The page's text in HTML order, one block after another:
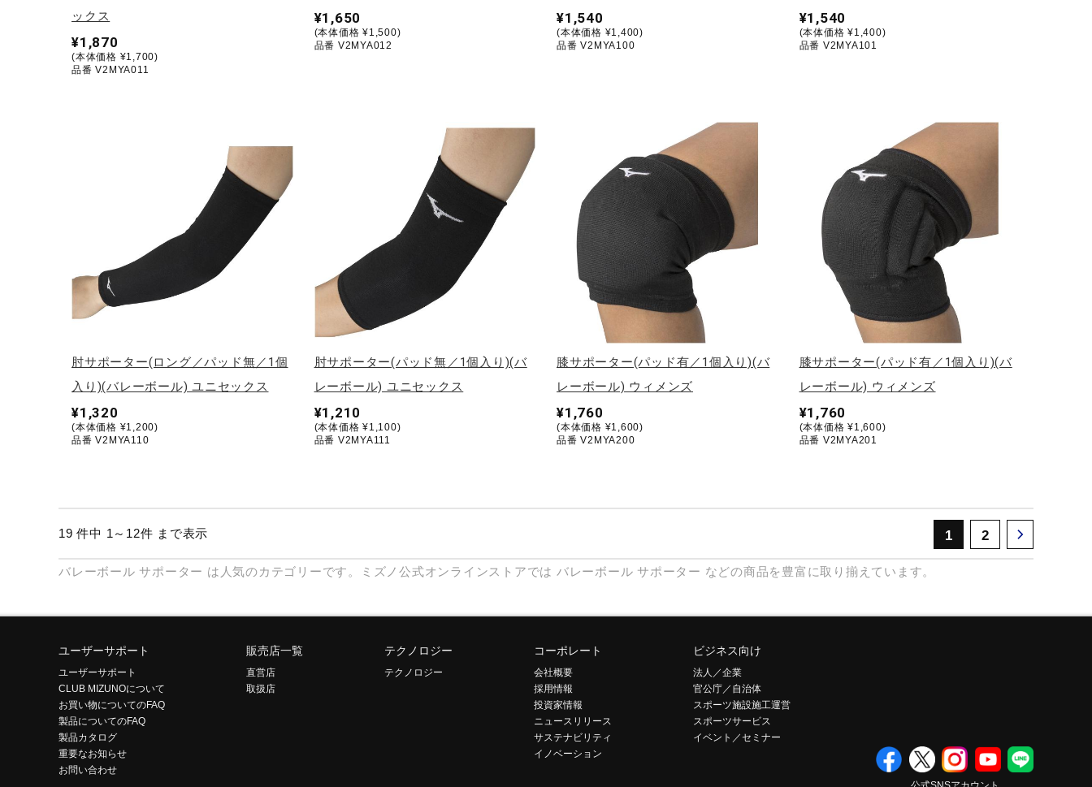
ックス
¥1,870
(本体価格 ¥1,700)
品番 V2MYA011
¥1,650
(本体価格 ¥1,500)
品番 V2MYA012
¥1,540
(本体価格 ¥1,400)
品番 V2MYA100
¥1,540
(本体価格 ¥1,400)
品番 V2MYA101
肘サポーター(ロング／パッド無／1個
入り)(バレーボール) ユニセックス
¥1,320
(本体価格 ¥1,200)
品番 V2MYA110
肘サポーター(パッド無／1個入り)(バ
レーボール) ユニセックス
¥1,210
(本体価格 ¥1,100)
品番 V2MYA111
膝サポーター(パッド有／1個入り)(バ
レーボール) ウィメンズ
¥1,760
(本体価格 ¥1,600)
品番 V2MYA200
膝サポーター(パッド有／1個入り)(バ
レーボール) ウィメンズ
¥1,760
(本体価格 ¥1,600)
品番 V2MYA201
19 件中 1～12件 まで表示 1 2
バレーボール サポーター は人気のカテゴリーです。ミズノ公式オンラインストアでは バレーボール サポーター などの商品を豊富に取り揃えています。
ユーザーサポート
ユーザーサポート
CLUB MIZUNOについて
お買い物についてのFAQ
製品についてのFAQ
製品カタログ
重要なお知らせ
お問い合わせ
販売店一覧
直営店
取扱店
テクノロジー
テクノロジー
コーポレート
会社概要
採用情報
投資家情報
ニュースリリース
サステナビリティ
イノベーション
ビジネス向け
法人／企業
官公庁／自治体
スポーツ施設施工運営
スポーツサービス
イベント／セミナー